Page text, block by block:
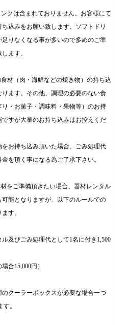
クは含まれておりません。お客様にて
ち込みをお願い致します。ソフトドリ
足りなくなる事が多いので多めのご準
ます。
材（肉・海鮮などの焼き物）の持ち込
ります。その他、調理の必要のない食
り・お菓子・調味料・果物等）のお持
ですが大量のお持ち込みはお控えくだ
をお持ち込み頂いた場合、ごみ処理代
を頂く事になる為ご了承下さい。
をご準備頂きたい場合、器材レンタル
可能となりますが、以下のルールでの
す。
及びごみ処理代として1名に付き1,500
場合15,000円）
クーラーボックスが必要な場合一つ
す。